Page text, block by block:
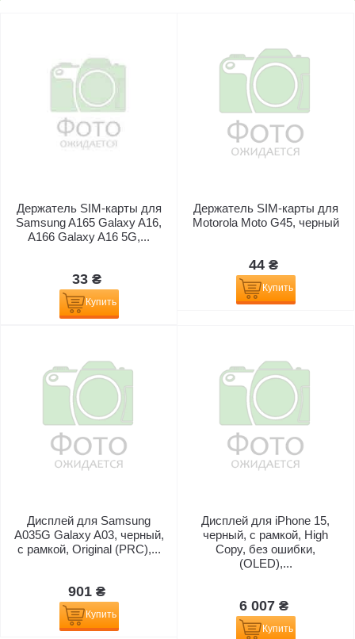
Держатель SIM-карты для
Samsung A165 Galaxy A16,
A166 Galaxy A16 5G,...
33 ₴
Купить
Держатель SIM-карты для
Motorola Moto G45, черный
44 ₴
Купить
Дисплей для Samsung
A035G Galaxy A03, черный,
с рамкой, Original (PRC),...
901 ₴
Купить
Дисплей для iPhone 15,
черный, с рамкой, High
Copy, без ошибки,
(OLED),...
6 007 ₴
Купить